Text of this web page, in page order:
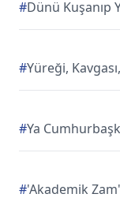
#Dünü Kuşanıp
#Yüreği,
#Ya
#'Akademik